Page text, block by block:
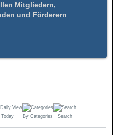
Mitgliedern,
und Förderern
Today By Categories Search